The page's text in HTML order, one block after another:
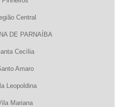
Central
DE PARNAÍBA
Cecília
Amaro
Leopoldina
Mariana